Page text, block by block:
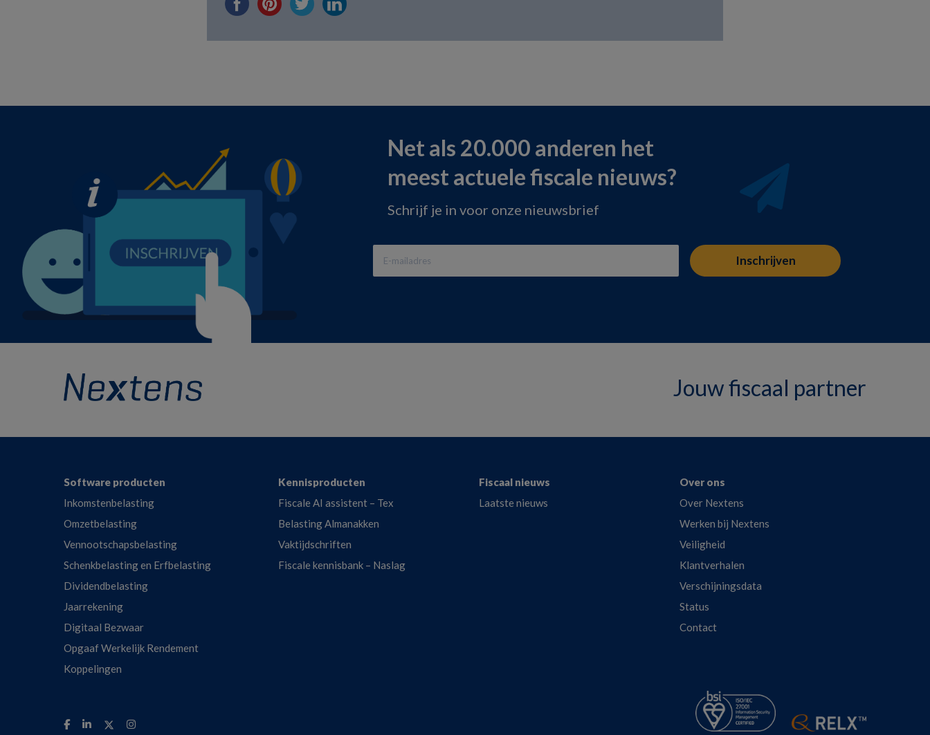
Net als 20.000 anderen het
meest actuele fiscale nieuws?
Schrijf je in voor onze nieuwsbrief
Jouw fiscaal partner
FooterSoftware producten
Inkomstenbelasting
Omzetbelasting
Vennootschapsbelasting
Schenkbelasting en Erfbelasting
Dividendbelasting
Jaarrekening
Digitaal Bezwaar
Opgaaf Werkelijk Rendement
Koppelingen
Kennisproducten
Fiscale AI assistent – Tex
Belasting Almanakken
Vaktijdschriften
Fiscale kennisbank – Naslag
Fiscaal nieuws
Laatste nieuws
Over ons
Over Nextens
Werken bij Nextens
Veiligheid
Klantverhalen
Verschijningsdata
Status
Contact